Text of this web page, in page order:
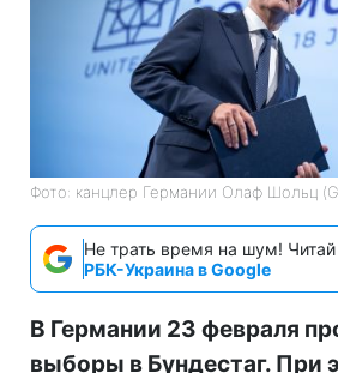
Фото: канцлер Германии Олаф Шольц
Не трать время на шум! Читай
РБК-Украина в Google
В Германии 23 февраля
выборы в Бундестаг. При